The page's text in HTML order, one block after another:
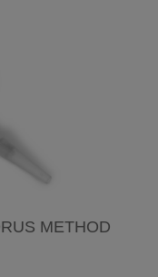
METHOD